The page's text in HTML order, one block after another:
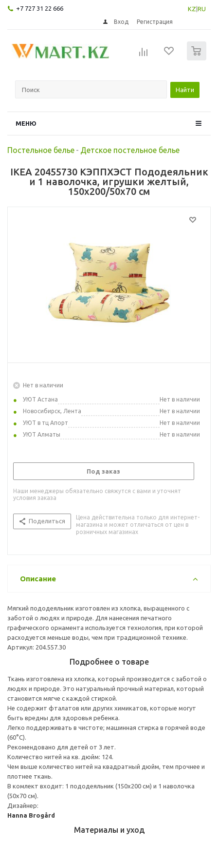
+7 727 31 22 666 KZ RU
Вход Регистрация
Найти
МЕНЮ
Постельное белье - Детское постельное белье
IKEA 20455730 КЭППХЭСТ Пододеяльник
и 1 наволочка, игрушки желтый,
150x200/50x70 см
Нет в наличии
УЮТ Астана
Нет в наличии
Новосибирск, Лента
Нет в наличии
УЮТ в тц Апорт
Нет в наличии
УЮТ Алматы
Нет в наличии
Под заказ
Наши менеджеры обязательно свяжутся с вами и уточнят
условия заказа
Поделиться
Цена действительна только для интернет-
магазина и может отличаться от цен в
розничных магазинах
Описание
Мягкий пододеяльник изготовлен из хлопка, выращенного с
заботой о людях и природе. Для нанесения печатного
графического орнамента используется технология, при которой
расходуется меньше воды, чем при традиционной технике.
Артикул: 204.557.30
Подробнее о товаре
Ткань изготовлена из хлопка, который производится с заботой о
людях и природе. Это натуральный прочный материал, который
становится мягче с каждой стиркой.
Не содержит фталатов или других химикатов, которые могут
быть вредны для здоровья ребенка.
Легко поддерживать в чистоте; машинная стирка в горячей воде
(60°C).
Рекомендовано для детей от 3 лет.
Количество нитей на кв. дюйм: 124.
Чем выше количество нитей на квадратный дюйм, тем прочнее и
плотнее ткань.
В комлект входит: 1 пододеяльник (150x200 см) и 1 наволочка
(50x70 см).
Дизайнер:
Hanna Brogård
Материалы и уход